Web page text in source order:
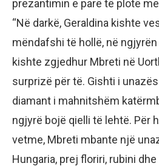
prezantimin e parë të plotë
“Në darkë, Geraldina kishte
mëndafshi të hollë, në
kishte zgjedhur Mbreti në
surprizë për të. Gishti i
diamant i mahnitshëm
ngjyrë bojë qielli të lehtë. Për
vetme, Mbreti mbante një
Hungaria, prej floriri, rubini